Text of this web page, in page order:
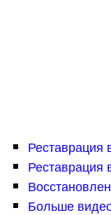
Реставрация
Больше